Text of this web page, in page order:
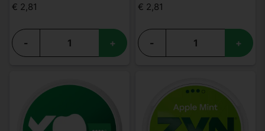
€ 2,81
- +
€ 2,81
- +